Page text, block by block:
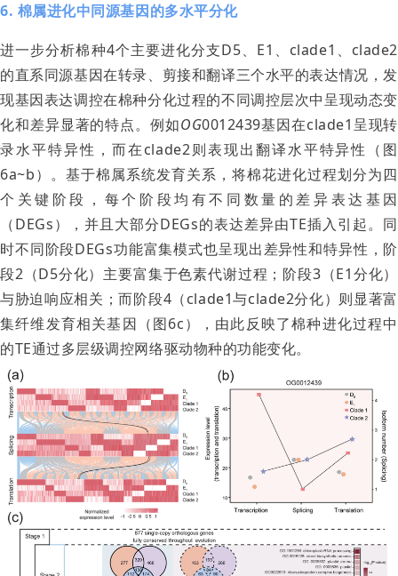
6. 棉属进化中同源基因的多水平分化
进一步分析棉种4个主要进化分支D5、E1、clade1、clade2
的直系同源基因在转录、剪接和翻译三个水平的表达情况，发
现基因表达调控在棉种分化过程的不同调控层次中呈现动态变
化和差异显著的特点。例如OG0012439基因在clade1呈现转
录水平特异性，而在clade2则表现出翻译水平特异性（图
6a~b）。基于棉属系统发育关系，将棉花进化过程划分为四
个关键阶段，每个阶段均有不同数量的差异表达基因
（DEGs），并且大部分DEGs的表达差异由TE插入引起。同
时不同阶段DEGs功能富集模式也呈现出差异性和特异性，阶
段2（D5分化）主要富集于色素代谢过程；阶段3（E1分化）
与胁迫响应相关；而阶段4（clade1与clade2分化）则显著富
集纤维发育相关基因（图6c），由此反映了棉种进化过程中
的TE通过多层级调控网络驱动物种的功能变化。